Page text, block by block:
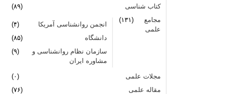
کتاب شناسی
(۸۹)
مجامع
علمی
(۱۳۱)
انجمن روانشناسی آمریکا
(۴)
دانشگاه
(۸۵)
سازمان نظام روانشناسی و
مشاوره ایران
(۹)
مجلات علمی
(۰)
مقاله علمی
(۷۶)